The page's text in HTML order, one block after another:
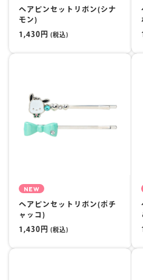
ヘアピンセットリボン(シナ
モン)
1,430円 (税込)
NEW
ヘアピンセットリボン(ポチ
ャッコ)
1,430円 (税込)